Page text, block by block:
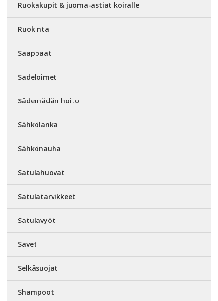
Ruokakupit & juoma-astiat koiralle
Ruokinta
Saappaat
Sadeloimet
Sädemädän hoito
Sähkölanka
Sähkönauha
Satulahuovat
Satulatarvikkeet
Satulavyöt
Savet
Selkäsuojat
Shampoot